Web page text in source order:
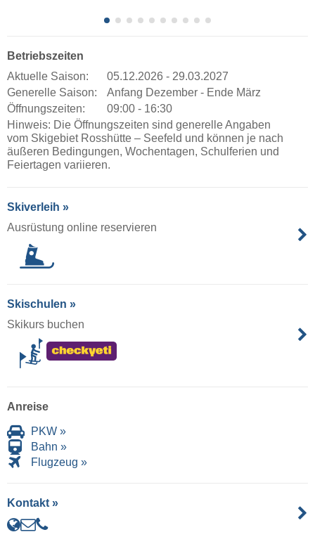
Betriebszeiten
Aktuelle Saison:
05.12.2026 - 29.03.2027
Generelle Saison:
Anfang Dezember - Ende März
Öffnungszeiten:
09:00 - 16:30
Hinweis: Die Öffnungszeiten sind generelle Angaben
vom Skigebiet Rosshütte – Seefeld und können je nach
äußeren Bedingungen, Wochentagen, Schulferien und
Feiertagen variieren.
Skiverleih »
Ausrüstung online reservieren
Skischulen »
Skikurs buchen
Anreise
PKW »
Bahn »
Flugzeug »
Kontakt »